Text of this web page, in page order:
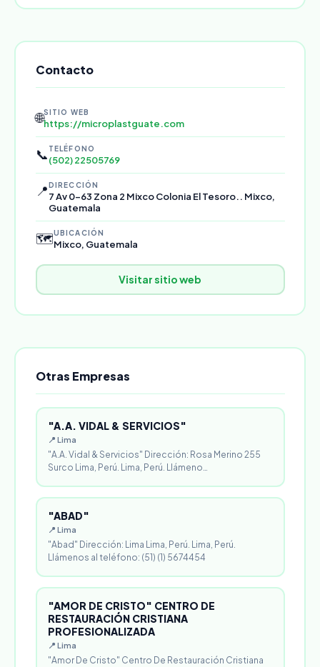
Contacto
🌐SITIO WEB
https://microplastguate.com
📞 TELÉFONO
(502) 22505769
📍DIRECCIÓN
7 Av 0-63 Zona 2 Mixco Colonia El Tesoro.. Mixco,
Guatemala
🗺️UBICACIÓN
Mixco, Guatemala
Visitar sitio web
Otras Empresas
"A.A. VIDAL & SERVICIOS"
📍 Lima
"A.A. Vidal & Servicios" Dirección: Rosa Merino 255
Surco Lima, Perú. Lima, Perú. Llámeno…
"ABAD"
📍 Lima
"Abad" Dirección: Lima Lima, Perú. Lima, Perú.
Llámenos al teléfono: (51) (1) 5674454
"AMOR DE CRISTO" CENTRO DE
RESTAURACIÓN CRISTIANA
PROFESIONALIZADA
📍 Lima
"Amor De Cristo" Centro De Restauración Cristiana